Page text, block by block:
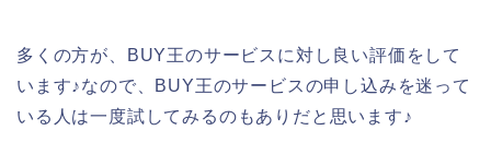
多くの方が、BUY王のサービスに対し良い評価をして
います♪なので、BUY王のサービスの申し込みを迷って
いる人は一度試してみるのもありだと思います♪